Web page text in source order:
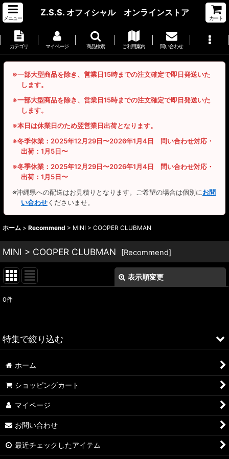
メニュー
Z.S.S. オフィシャル オンラインストア
カート
カテゴリ マイページ 商品検索 ご利用案内 問い合わせ
※一部大型商品を除き、営業日15時までの注文確定で即日発送いた
します。
※一部大型商品を除き、営業日15時までの注文確定で即日発送いた
します。
※本日は休業日のため翌営業日出荷となります。
※冬季休業：2025年12月29日〜2026年1月4日 問い合わせ対応・
出荷：1月5日〜
※冬季休業：2025年12月29日〜2026年1月4日 問い合わせ対応・
出荷：1月5日〜
※沖縄県への配送はお見積りとなります。ご希望の場合は個別にお問
い合わせくださいませ。
ホーム > Recommend > MINI > COOPER CLUBMAN
MINI > COOPER CLUBMAN [Recommend]
表示順変更
並び順:
0件
特集で絞り込む
ALFA ROMEO > 156
ALFA ROMEO > 147
ALFA ROMEO > 159
A4
ホーム
ショッピングカート
マイページ
お問い合わせ
最近チェックしたアイテム